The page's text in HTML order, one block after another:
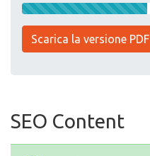
Scarica la versione PDF
SEO Content